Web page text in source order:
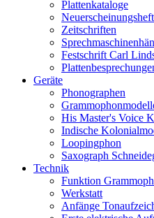
Plattenkataloge
Zeitschriften
Festschrift Carl
Geräte
Phonographen
His Master's Voice
Indische
Loopingphon
Saxograph
Technik
Funktion
Werkstatt
Anfänge